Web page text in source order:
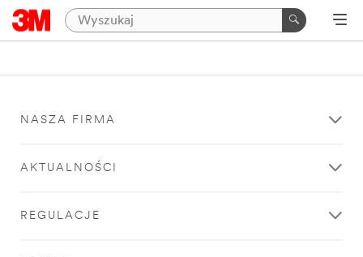
NASZA FIRMA
AKTUALNOŚCI
REGULACJE